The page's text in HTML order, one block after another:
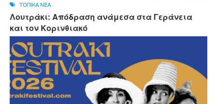
ΤΟΠΙΚΑ ΝΕΑ
Λουτράκι: Απόδραση ανάμεσα στα Γεράνεια
και τον Κορινθιακό